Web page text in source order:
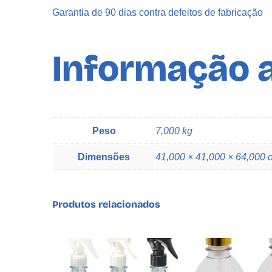
Garantia de 90 dias contra defeitos de fabricação
Informação
Peso 7,000 kg
Dimensões 41,000 × 41,000 × 64,000
Produtos relacionados